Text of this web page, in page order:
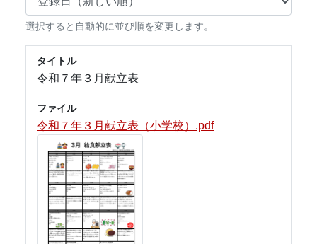
選択すると自動的に並び順を変更します。
タイトル
令和７年３月献立表
ファイル
令和７年３月献立表（小学校）.pdf